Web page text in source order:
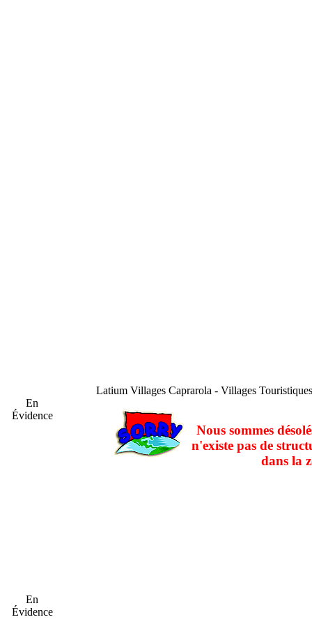
En
Évidence
En
Évidence
Latium Villages Caprarola - Villages
Nous sommes
n'existe pas de
dans la